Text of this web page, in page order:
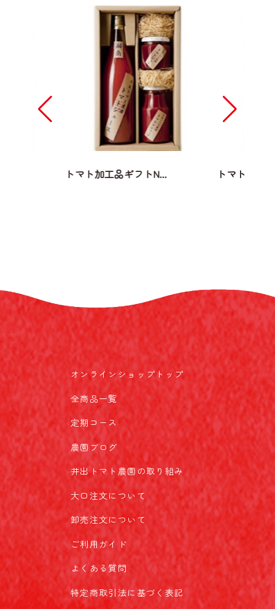
トマト加工品ギフトN... トマト加工
オンラインショップトップ
全商品一覧
定期コース
農園ブログ
井出トマト農園の取り組み
大口注文について
卸売注文について
ご利用ガイド
よくある質問
特定商取引法に基づく表記